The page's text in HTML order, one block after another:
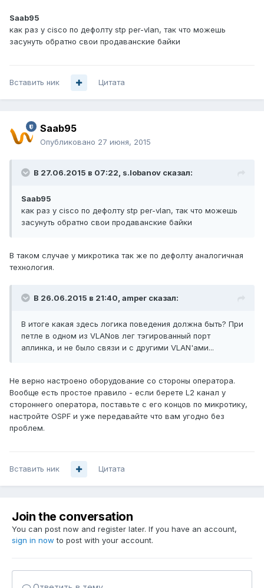
Saab95
как раз у cisco по дефолту stp per-vlan, так что можешь
засунуть обратно свои продаванские байки
Вставить ник Цитата
Saab95
Опубликовано 27 июня, 2015
В 27.06.2015 в 07:22, s.lobanov сказал:
Saab95
как раз у cisco по дефолту stp per-vlan, так что можешь
засунуть обратно свои продаванские байки
В таком случае у микротика так же по дефолту аналогичная
технология.
В 26.06.2015 в 21:40, amper сказал:
В итоге какая здесь логика поведения должна быть? При
петле в одном из VLANов лег тэгированный порт
аплинка, и не было связи и с другими VLAN'ами...
Не верно настроено оборудование со стороны оператора.
Вообще есть простое правило - если берете L2 канал у
стороннего оператора, поставьте с его концов по микротику,
настройте OSPF и уже передавайте что вам угодно без
проблем.
Вставить ник Цитата
Join the conversation
You can post now and register later. If you have an account,
sign in now to post with your account.